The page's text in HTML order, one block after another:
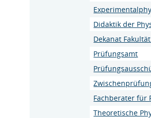
Didaktik der
Dekanat
Prüfungsamt
Fachberater für
Theoretische